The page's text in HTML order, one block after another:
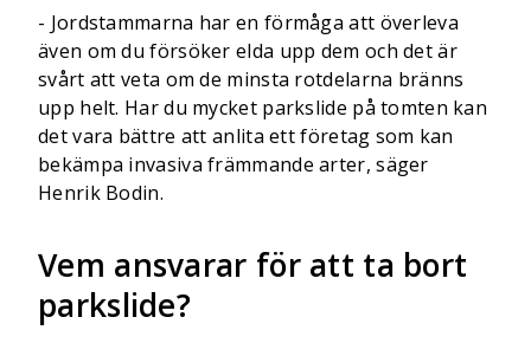
- Jordstammarna har en förmåga att överleva
även om du försöker elda upp dem och det är
svårt att veta om de minsta rotdelarna bränns
upp helt. Har du mycket parkslide på tomten kan
det vara bättre att anlita ett företag som kan
bekämpa invasiva främmande arter, säger
Henrik Bodin.
Vem ansvarar för att ta bort
parkslide?